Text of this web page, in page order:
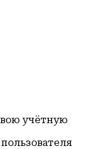
учётную